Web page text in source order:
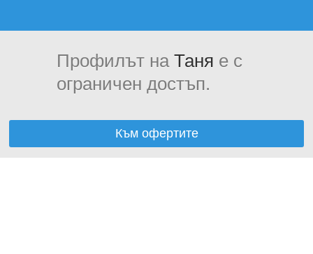
Профилът на Таня е с
ограничен достъп.
Към офертите